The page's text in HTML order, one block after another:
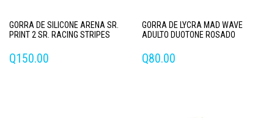
GORRA DE SILICONE ARENA SR.
PRINT 2 SR. RACING STRIPES
Q150.00
GORRA DE LYCRA MAD WAVE
ADULTO DUOTONE ROSADO
Q80.00